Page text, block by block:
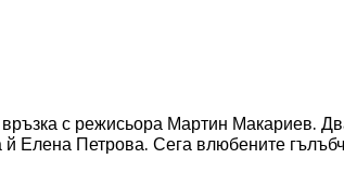
с режисьора Мартин Макариев.
Елена Петрова. Сега влюбените